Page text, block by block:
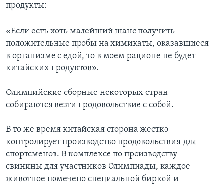
продукты:
«Если есть хоть малейший шанс получить
положительные пробы на химикаты, оказавшиеся
в организме с едой, то в моем рационе не будет
китайских продуктов».
Олимпийские сборные некоторых стран
собираются везти продовольствие с собой.
В то же время китайская сторона жестко
контролирует производство продовольствия для
спортсменов. В комплексе по производству
свинины для участников Олимпиады, каждое
животное помечено специальной биркой и